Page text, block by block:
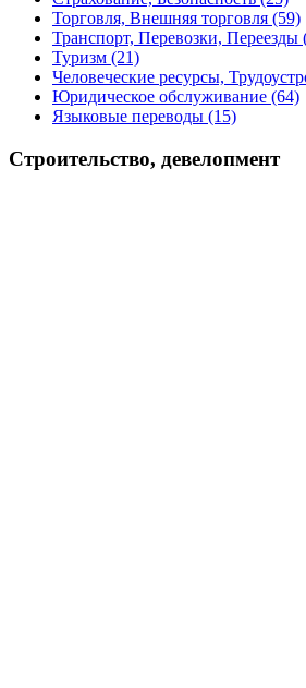
Торговля, Внешняя торговля (59)
Транспорт, Перевозки, Переезды
Туризм (21)
Человеческие ресурсы,
Юридическое обслуживание (64)
Языковые переводы (15)
Строительство, девелопмент